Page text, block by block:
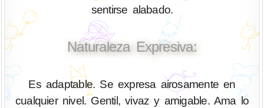
sentirse alabado.
Naturaleza Expresiva:
Es adaptable. Se expresa airosamente en
cualquier nivel. Gentil, vivaz y amigable. Ama lo